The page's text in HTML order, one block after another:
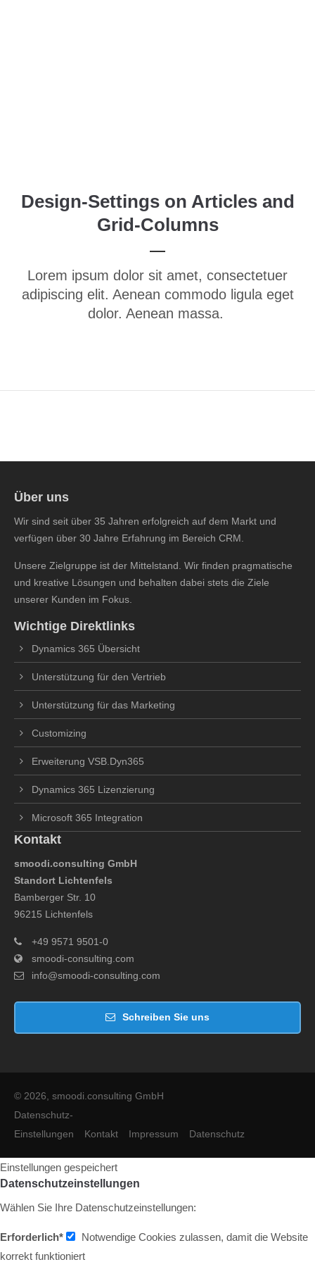
Anmelden
Lost your password?
Lorem ipsum dolor sit amet:
Cybersteel Inc.
Have any questions?
+44 1234 567 890
Drop us a line
About us
Lorem ipsum dolor sit amet, consectetuer adipiscing
Aenean commodo ligula eget dolor. Aenean massa. Cum
sociis natoque penatibus et magnis dis parturient montes,
Design-Settings on Articles and
Grid-Columns
Lorem ipsum dolor sit amet, consectetuer
adipiscing elit. Aenean commodo ligula eget
dolor. Aenean massa.
Über uns
Wir sind seit über 35 Jahren erfolgreich auf dem Markt und
verfügen über 30 Jahre Erfahrung im Bereich CRM.
Unsere Zielgruppe ist der Mittelstand. Wir finden pragmatische
und kreative Lösungen und behalten dabei stets die Ziele
unserer Kunden im Fokus.
Wichtige Direktlinks
Dynamics 365 Übersicht
Unterstützung für den Vertrieb
Unterstützung für das Marketing
Customizing
Erweiterung VSB.Dyn365
Dynamics 365 Lizenzierung
Microsoft 365 Integration
Kontakt
smoodi.consulting GmbH
Standort Lichtenfels
Bamberger Str. 10
96215 Lichtenfels
+49 9571 9501-0
smoodi-consulting.com
info@smoodi-consulting.com
Schreiben Sie uns
© 2026, smoodi.consulting GmbH
Datenschutz-
Einstellungen
Kontakt Impressum Datenschutz
Einstellungen gespeichert
Datenschutzeinstellungen
Wählen Sie Ihre Datenschutzeinstellungen:
Erforderlich*
Notwendige Cookies zulassen, damit die Website
korrekt funktioniert